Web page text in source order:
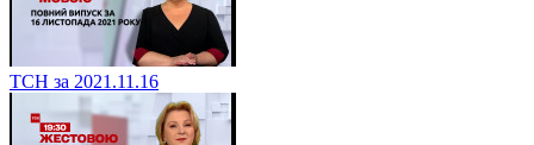
ТСН за 2021.11.16